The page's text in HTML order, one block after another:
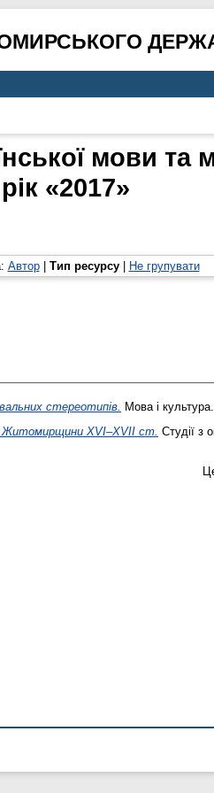
мови та
рік «2017»
Автор| Тип ресурсу| Не групувати
стереотипів. Мова і
Житомирщини ХVІ–XVІІ ст. Студії з